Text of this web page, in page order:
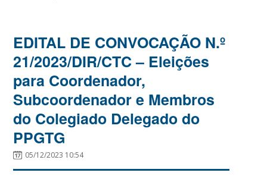
EDITAL DE CONVOCAÇÃO N.º
21/2023/DIR/CTC – Eleições
para Coordenador,
Subcoordenador e Membros
do Colegiado Delegado do
PPGTG
05/12/2023 10:54